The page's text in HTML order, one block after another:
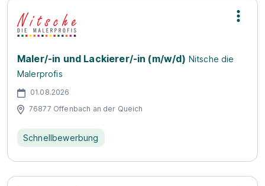
Maler/-in und Lackierer/-in (m/w/d) Nitsche die
Malerprofis
01.08.2026
76877 Offenbach an der Queich
Schnellbewerbung